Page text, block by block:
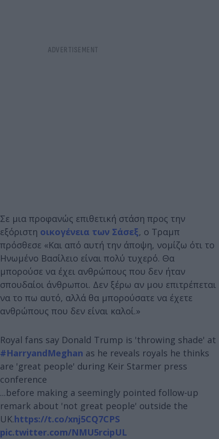
Σε μια προφανώς επιθετική στάση προς την
εξόριστη οικογένεια των Σάσεξ, ο Τραμπ
πρόσθεσε «Και από αυτή την άποψη, νομίζω ότι το
Ηνωμένο Βασίλειο είναι πολύ τυχερό. Θα
μπορούσε να έχει ανθρώπους που δεν ήταν
σπουδαίοι άνθρωποι. Δεν ξέρω αν μου επιτρέπεται
να το πω αυτό, αλλά θα μπορούσατε να έχετε
ανθρώπους που δεν είναι καλοί.»
Royal fans say Donald Trump is 'throwing shade' at
#HarryandMeghan as he reveals royals he thinks
are 'great people' during Keir Starmer press
conference
...before making a seemingly pointed follow-up
remark about 'not great people' outside the
UK.https://t.co/xnj5CQ7CPS
pic.twitter.com/NMU5rcipUL